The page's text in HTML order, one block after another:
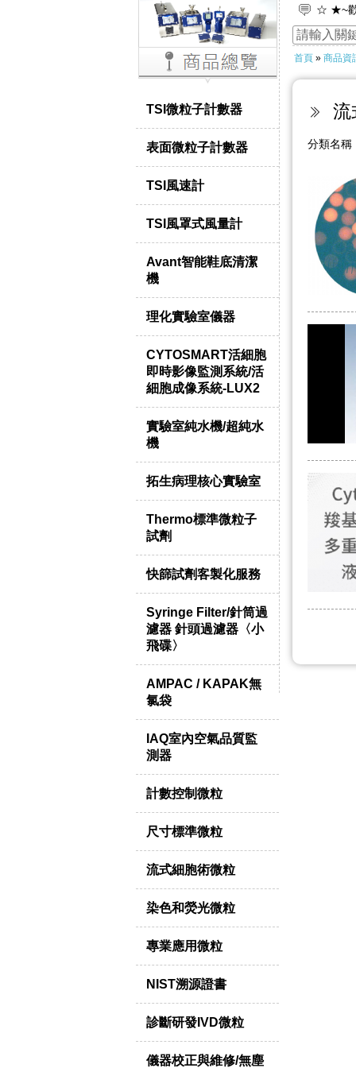
TSI微粒子計數器
表面微粒子計數器
TSI風速計
TSI風罩式風量計
Avant智能鞋底清潔
機
理化實驗室儀器
CYTOSMART活細胞
即時影像監測系統/活
細胞成像系統-LUX2
實驗室純水機/超純水
機
拓生病理核心實驗室
Thermo標準微粒子
試劑
快篩試劑客製化服務
Syringe Filter/針筒過
濾器 針頭過濾器〈小
飛碟〉
AMPAC / KAPAK無
氯袋
IAQ室內空氣品質監
測器
計數控制微粒
尺寸標準微粒
流式細胞術微粒
染色和熒光微粒
專業應用微粒
NIST溯源證書
診斷研發IVD微粒
儀器校正與維修/無塵
☆ ★~
☆ ★~歡
首頁 » 商品資
流
分類名